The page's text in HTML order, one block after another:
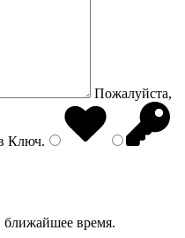
Пожалуйста,
Ключ.
время.